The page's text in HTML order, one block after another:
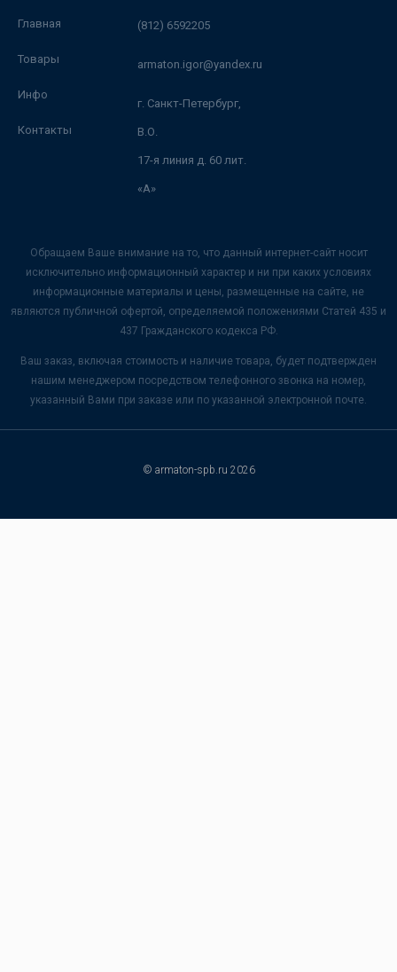
Главная
Товары
Инфо
Контакты
(812) 6592205
armaton.igor@yandex.ru
г. Санкт-Петербург,
В.О.
17-я линия д. 60 лит.
«А»
Обращаем Ваше внимание на то, что данный интернет-сайт носит
исключительно информационный характер и ни при каких условиях
информационные материалы и цены, размещенные на сайте, не
являются публичной офертой, определяемой положениями Статей 435 и
437 Гражданского кодекса РФ.
Ваш заказ, включая стоимость и наличие товара, будет подтвержден
нашим менеджером посредством телефонного звонка на номер,
указанный Вами при заказе или по указанной электронной почте.
© armaton-spb.ru 2026